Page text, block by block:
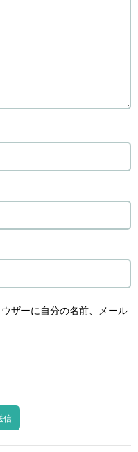
ザーに自分の名前、メール